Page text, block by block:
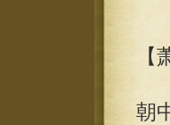
【
朝